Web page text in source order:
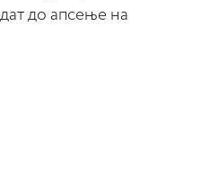
до апсење на